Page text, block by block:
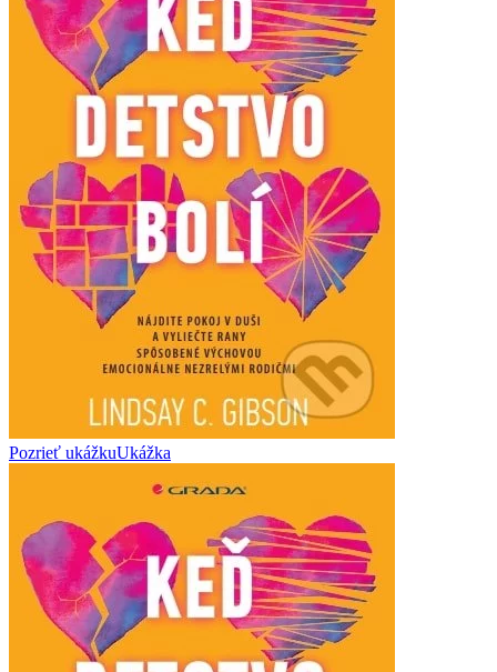
Pozrieť ukážkuUkážka